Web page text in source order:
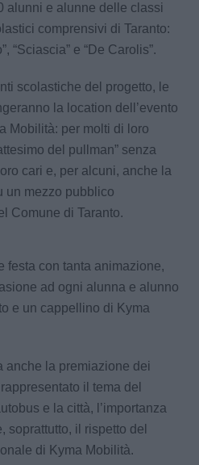
alunni e alunne delle classi
comprensivi di Taranto:
“Sciascia” e “De Carolis”.
scolastiche del progetto, le
la location dell’evento
Mobilità: per molti di loro
del pullman” senza
cari e, per alcuni, anche la
un mezzo pubblico
Comune di Taranto.
festa con tanta animazione,
ad ogni alunna e alunno
e un cappellino di Kyma
anche la premiazione dei
il tema del
e la città, l’importanza
soprattutto, il rispetto del
di Kyma Mobilità.